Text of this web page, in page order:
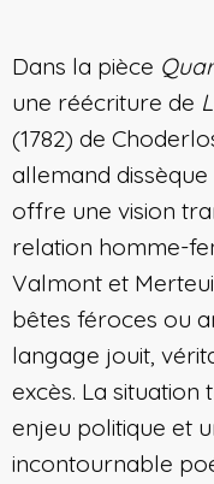
Dans la pièce
une réécriture de
(1782) de
allemand
offre une vision
relation homme-
Valmont et
bêtes féroces ou
langage jouit,
excès. La situation
enjeu politique et
incontournable